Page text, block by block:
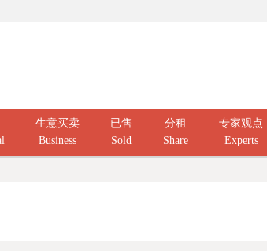
生意买卖
Business
已售
Sold
分租
Share
专家观点
Experts